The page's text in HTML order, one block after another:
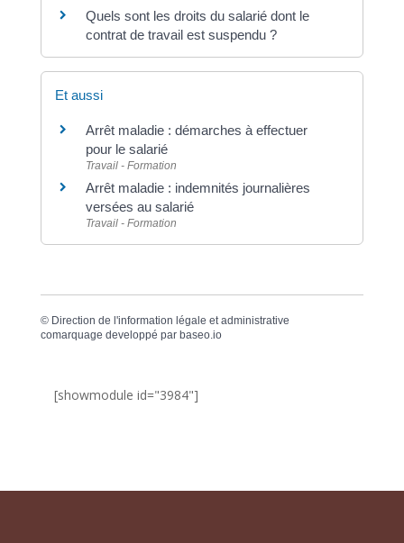
Quels sont les droits du salarié dont le
contrat de travail est suspendu ?
Et aussi
Arrêt maladie : démarches à effectuer
pour le salarié
Travail - Formation
Arrêt maladie : indemnités journalières
versées au salarié
Travail - Formation
© Direction de l'information légale et administrative
comarquage developpé par baseo.io
[showmodule id="3984"]